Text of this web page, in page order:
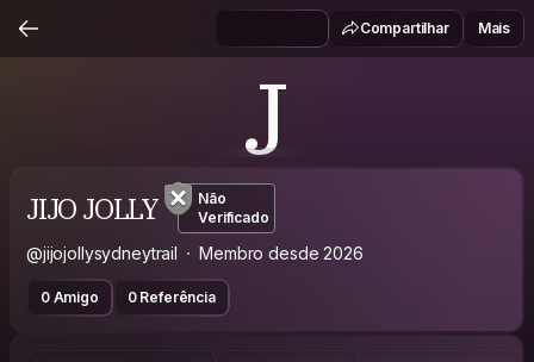
Compartilhar Mais
J
JIJO JOLLY
Não
Verificado
@jijojollysydneytrail Membro desde 2026
0 Amigo 0 Referência